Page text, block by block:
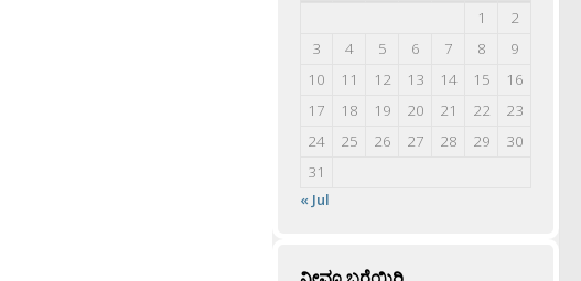
1
2
3
4 5 6 7 8
9
10
11 12 13 14 15
16
17
18 19 20 21 22
23
24
25 26 27 28 29
30
31
« Jul